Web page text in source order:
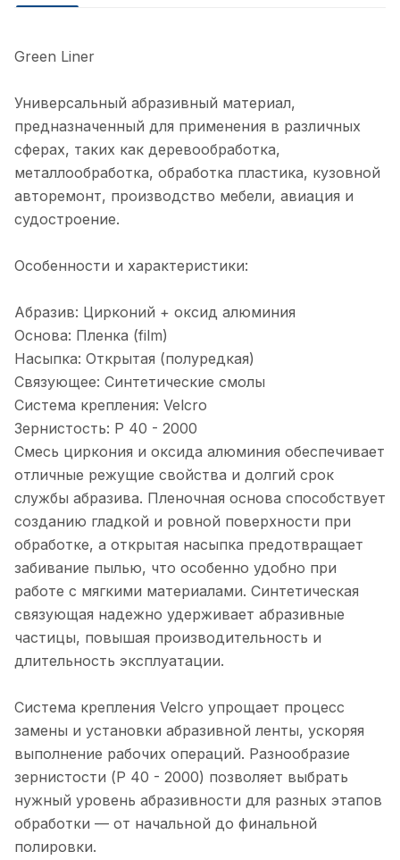
Green Liner
Универсальный абразивный материал,
предназначенный для применения в различных
сферах, таких как деревообработка,
металлообработка, обработка пластика, кузовной
авторемонт, производство мебели, авиация и
судостроение.
Особенности и характеристики:
Абразив: Цирконий + оксид алюминия
Основа: Пленка (film)
Насыпка: Открытая (полуредкая)
Связующее: Синтетические смолы
Система крепления: Velcro
Зернистость: P 40 - 2000
Смесь циркония и оксида алюминия обеспечивает
отличные режущие свойства и долгий срок
службы абразива. Пленочная основа способствует
созданию гладкой и ровной поверхности при
обработке, а открытая насыпка предотвращает
забивание пылью, что особенно удобно при
работе с мягкими материалами. Синтетическая
связующая надежно удерживает абразивные
частицы, повышая производительность и
длительность эксплуатации.
Система крепления Velcro упрощает процесс
замены и установки абразивной ленты, ускоряя
выполнение рабочих операций. Разнообразие
зернистости (P 40 - 2000) позволяет выбрать
нужный уровень абразивности для разных этапов
обработки — от начальной до финальной
полировки.